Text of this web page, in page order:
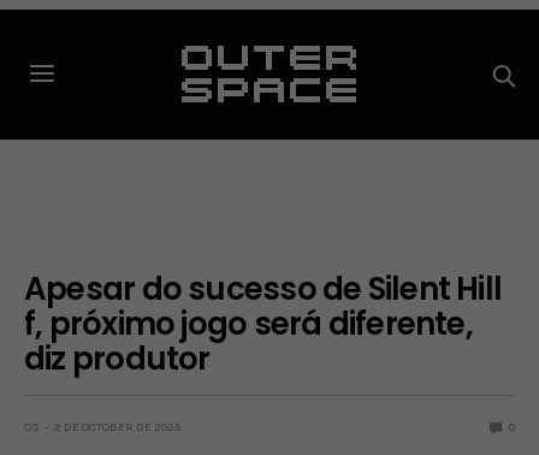
Apesar do sucesso de Silent Hill
f, próximo jogo será diferente,
diz produtor
OS 2 DE OCTOBER DE 2025 0